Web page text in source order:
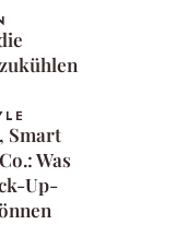
Smart
Was
Up-